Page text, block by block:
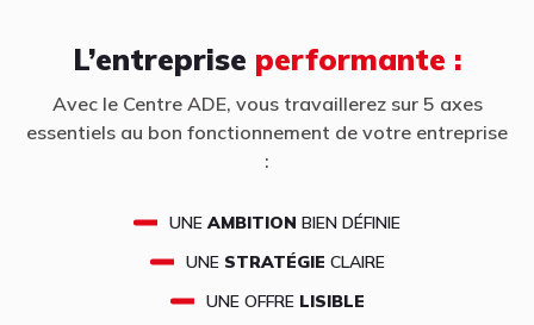
L’entreprise performante :
Avec le Centre ADE, vous travaillerez sur 5 axes
essentiels au bon fonctionnement de votre entreprise
:
UNEAMBITION BIEN DÉFINIE
UNE STRATÉGIE CLAIRE
UNE OFFRE LISIBLE